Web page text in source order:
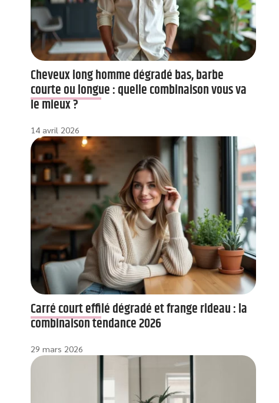
Cheveux long homme dégradé bas, barbe
courte ou longue : quelle combinaison vous va
le mieux ?
14 avril 2026
Carré court effilé dégradé et frange rideau : la
combinaison tendance 2026
29 mars 2026